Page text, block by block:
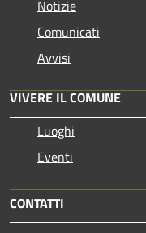
Notizie
Comunicati
Avvisi
VIVERE IL COMUNE
Luoghi
Eventi
CONTATTI